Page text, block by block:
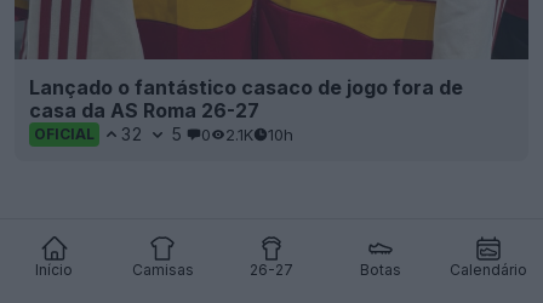
Início Camisas 26-27 Botas Calendário
Lançado o fantástico casaco de jogo fora de
casa da AS Roma 26-27
OFICIAL 32 5 0 2.1K 10h